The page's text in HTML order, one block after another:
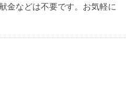
金などは不要です。お気軽に